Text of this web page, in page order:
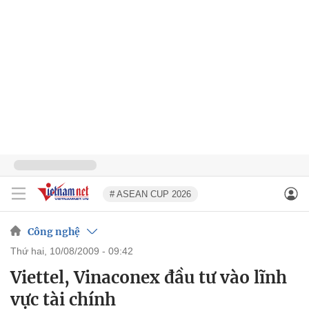
# ASEAN CUP 2026
Công nghệ
thứ hai, 10/08/2009 - 09:42
Viettel, Vinaconex đầu tư vào lĩnh
vực tài chính